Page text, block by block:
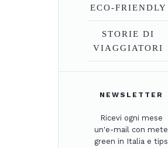
ECO-FRIENDLY
STORIE DI
VIAGGIATORI
NEWSLETTER
Ricevi ogni mese
un'e-mail con mete
green in Italia e tips